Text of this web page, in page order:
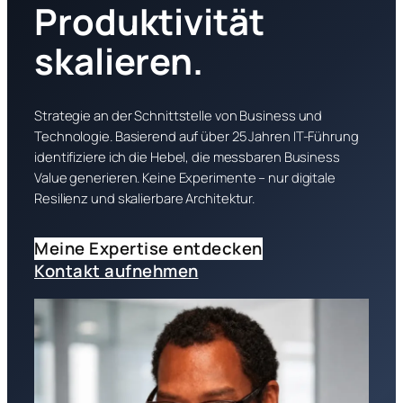
Produktivität
skalieren.
Strategie an der Schnittstelle von Business und
Technologie. Basierend auf über 25 Jahren IT-Führung
identifiziere ich die Hebel, die messbaren Business
Value generieren. Keine Experimente – nur digitale
Resilienz und skalierbare Architektur.
Meine Expertise entdecken
Kontakt aufnehmen